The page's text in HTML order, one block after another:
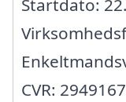
Startdato:
CVR: